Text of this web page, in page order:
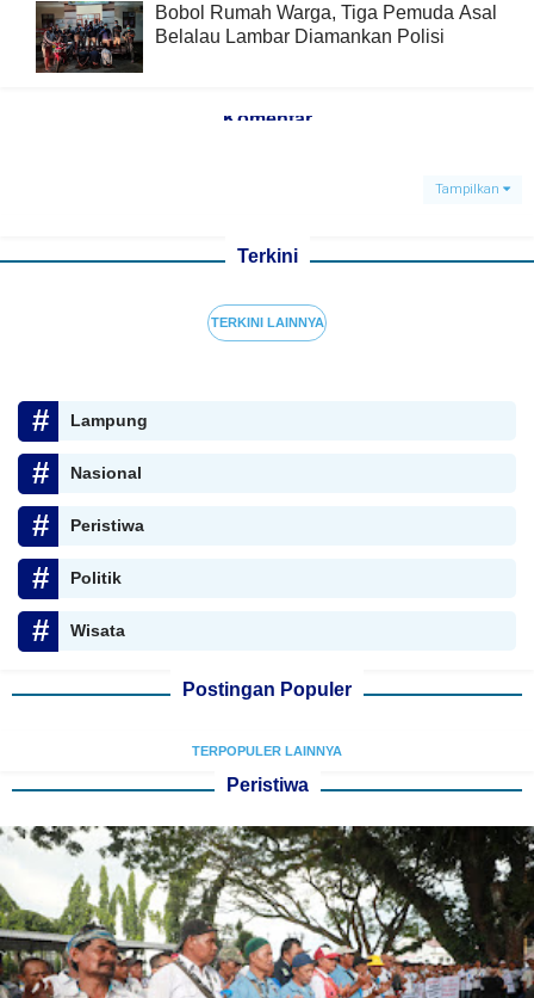
Bobol Rumah Warga, Tiga Pemuda Asal
Belalau Lambar Diamankan Polisi
Komentar
Tampilkan
Terkini
TERKINI LAINNYA
Lampung
Nasional
Peristiwa
Politik
Wisata
Postingan Populer
TERPOPULER LAINNYA
Peristiwa